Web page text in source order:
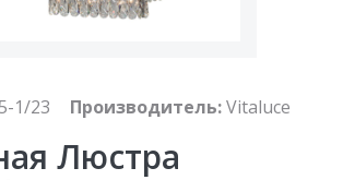
1/23 Производитель:Vitaluce
Люстра